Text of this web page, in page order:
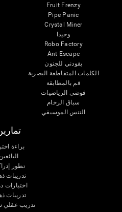
Fruit Frenzy
Pipe Panic
Crystal Miner
وحيدا
Robo Factory
Ant Escape
يقودني للجنون
الكلمات المتقاطعة البصرية
قم بالمطابقة
فوضى الرياضيات
سباق الرخام
التنس الموسيقي
براءة
البائعين
تطور
تدريبات
اختبارات
تدريبات
تدريب